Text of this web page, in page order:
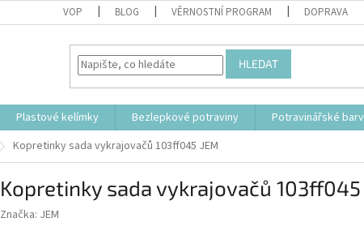
VOP BLOG VĚRNOSTNÍ PROGRAM DOPRAVA
HLEDAT
Plastové kelímky Bezlepkové potraviny Potravinářské
Kopretinky sada vykrajovačů 103ff045 JEM
Kopretinky sada vykrajovačů 103ff045
Značka: JEM